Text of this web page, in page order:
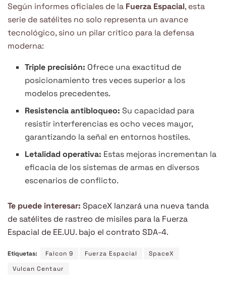
Según informes oficiales de la Fuerza Espacial, esta
serie de satélites no solo representa un avance
tecnológico, sino un pilar crítico para la defensa
moderna:
Triple precisión: Ofrece una exactitud de
posicionamiento tres veces superior a los
modelos precedentes.
Resistencia antibloqueo: Su capacidad para
resistir interferencias es ocho veces mayor,
garantizando la señal en entornos hostiles.
Letalidad operativa: Estas mejoras incrementan la
eficacia de los sistemas de armas en diversos
escenarios de conflicto.
Te puede interesar: SpaceX lanzará una nueva tanda
de satélites de rastreo de misiles para la Fuerza
Espacial de EE.UU. bajo el contrato SDA-4.
Etiquetas: Falcon 9 Fuerza Espacial
SpaceX
Vulcan Centaur